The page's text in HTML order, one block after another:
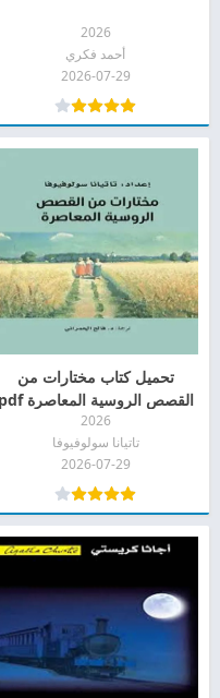
2026
أحمد فكري
2026-07-29
تحميل كتاب مختارات من
القصص الروسية المعاصرة pdf
2026
تاتيانا سولوفيوفا
2026-07-29